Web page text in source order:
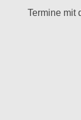
Termine mit